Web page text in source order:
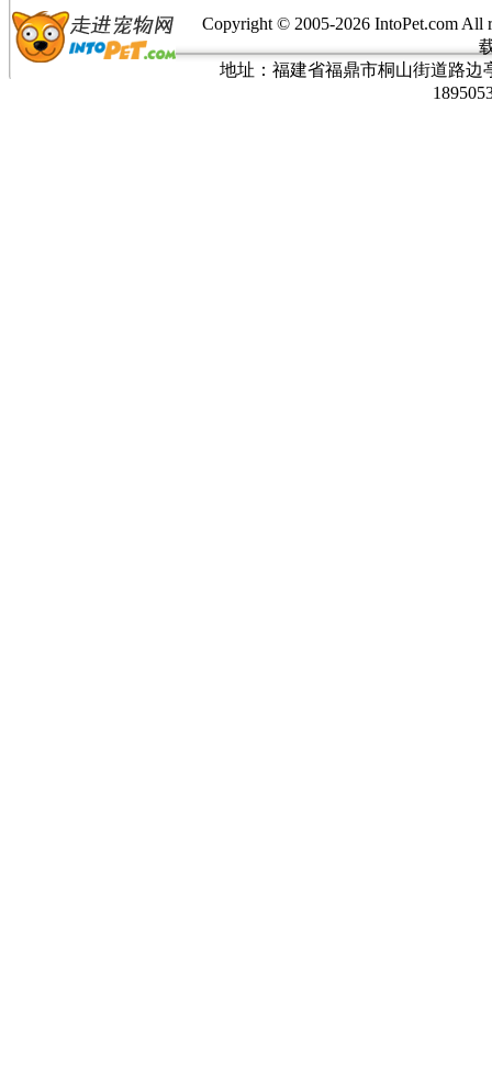
Copyright © 2005-2026 IntoPet.com
地址：福建省福鼎市桐山街道路边